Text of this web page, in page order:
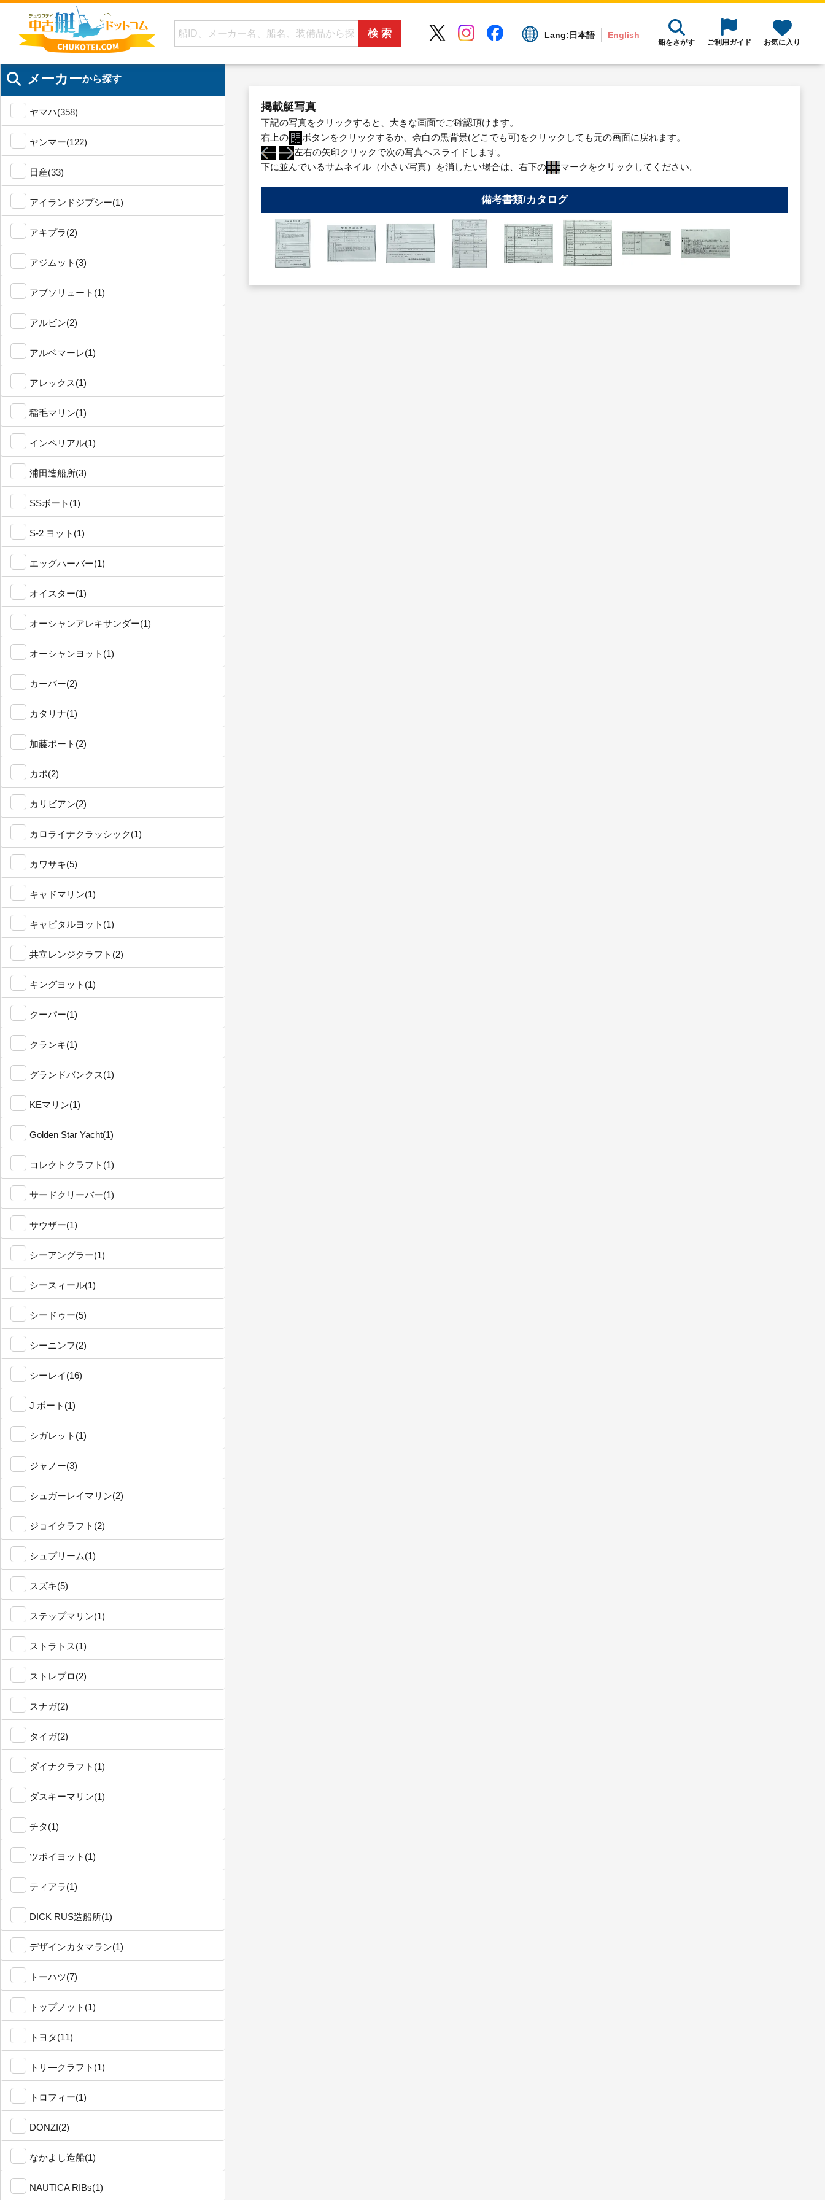
Lang: 日本語 English
船をさがす ご利用ガイド お気に入り
メーカーから探す
ヤマハ(358)
ヤンマー(122)
日産(33)
アイランドジプシー(1)
アキプラ(2)
アジムット(3)
アブソリュート(1)
アルビン(2)
アルベマーレ(1)
アレックス(1)
稲毛マリン(1)
インペリアル(1)
浦田造船所(3)
SSボート(1)
S-2 ヨット(1)
エッグハーバー(1)
オイスター(1)
オーシャンアレキサンダー(1)
オーシャンヨット(1)
カーバー(2)
カタリナ(1)
加藤ボート(2)
カボ(2)
カリビアン(2)
カロライナクラッシック(1)
カワサキ(5)
キャドマリン(1)
キャピタルヨット(1)
共立レンジクラフト(2)
キングヨット(1)
クーパー(1)
クランキ(1)
グランドバンクス(1)
KEマリン(1)
Golden Star Yacht(1)
コレクトクラフト(1)
サードクリーバー(1)
サウザー(1)
シーアングラー(1)
シースィール(1)
シードゥー(5)
シーニンフ(2)
シーレイ(16)
J ボート(1)
シガレット(1)
ジャノー(3)
シュガーレイマリン(2)
ジョイクラフト(2)
シュプリーム(1)
スズキ(5)
ステップマリン(1)
ストラトス(1)
ストレブロ(2)
スナガ(2)
タイガ(2)
ダイナクラフト(1)
ダスキーマリン(1)
チタ(1)
ツボイヨット(1)
ティアラ(1)
DICK RUS造船所(1)
デザインカタマラン(1)
トーハツ(7)
トップノット(1)
トヨタ(11)
トリ―クラフト(1)
トロフィー(1)
DONZI(2)
なかよし造船(1)
NAUTICA RIBs(1)
掲載艇写真
下記の写真をクリックすると、大きな画面でご確認頂けます。
右上の
ボタンをクリックするか、余白の黒背景(どこでも可)をクリックしても元の画面に戻れます。
左右の矢印クリックで次の写真へスライドします。
下に並んでいるサムネイル（小さい写真）を消したい場合は、右下の
マークをクリックしてください。
備考書類/カタログ